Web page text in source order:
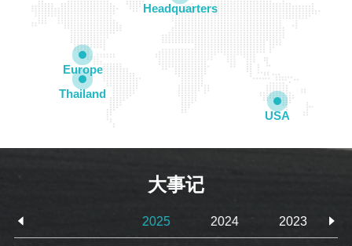
Europe
USA
Headquarters
Thailand
大事记
2025 2024 2023